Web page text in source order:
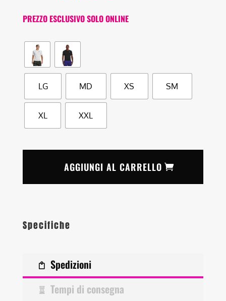
PREZZO ESCLUSIVO SOLO ONLINE
LG MD XS SM
XL XXL
AGGIUNGI AL CARRELLO
Specifiche
Spedizioni
Tempi di consegna